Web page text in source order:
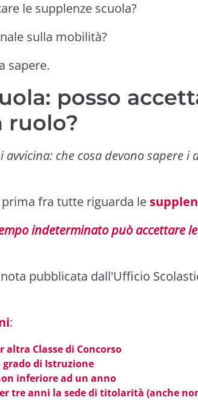
le supplenze scuola?
sulla mobilità?
sapere.
posso
ruolo?
che cosa devono sapere i
fra tutte riguarda le
indeterminato può accettare
pubblicata dall'Ufficio
:
altra Classe di Concorso
di Istruzione
inferiore ad un anno
tre anni la sede di titolarità (anche